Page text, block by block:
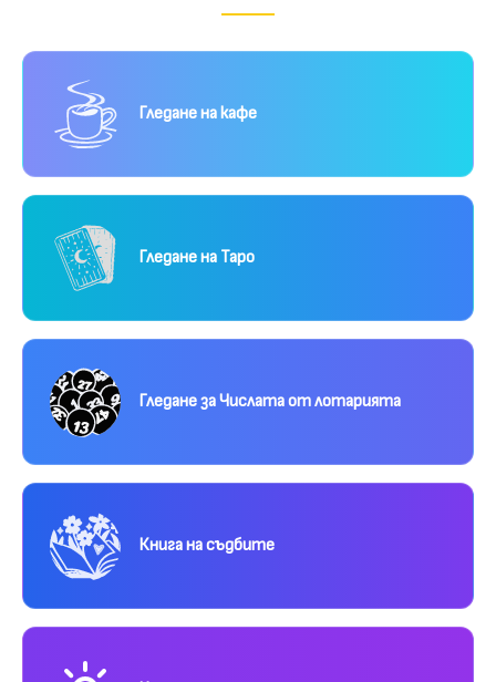
Гледане на кафе
Гледане на Таро
Гледане за Числата от лотарията
Книга на съдбите